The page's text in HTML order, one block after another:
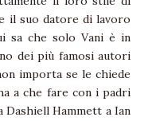
il suo datore di lavoro
sa che solo Vani è in
dei più famosi autori
importa se le chiede
a che fare con i padri
Dashiell Hammett a Ian